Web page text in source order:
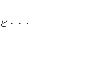
・・・